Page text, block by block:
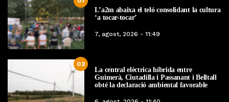
L’a2m abaixa el teló consolidant la cultura
‘a tocar-tocar’
7, agost, 2026 - 11:49
02
La central elèctrica híbrida entre
Guimerà, Ciutadilla i Passanant i Belltall
obté la declaració ambiental favorable